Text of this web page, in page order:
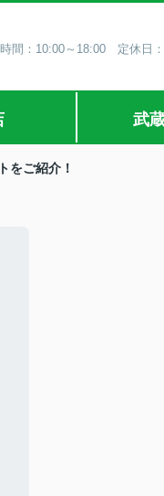
間：10:00～18:00 定休日
武
をご紹介！